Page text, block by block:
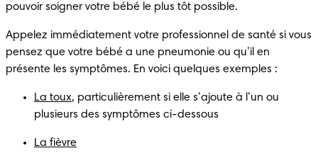
pouvoir soigner votre bébé le plus tôt possible.
Appelez immédiatement votre professionnel de santé si vous
pensez que votre bébé a une pneumonie ou qu’il en
présente les symptômes. En voici quelques exemples :
La toux, particulièrement si elle s’ajoute à l’un ou
plusieurs des symptômes ci-dessous
La fièvre